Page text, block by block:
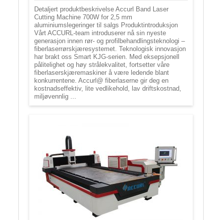
Detaljert produktbeskrivelse Accurl Band Laser
Cutting Machine 700W for 2,5 mm
aluminiumslegeringer til salgs Produktintroduksjon
Vårt ACCURL-team introduserer nå sin nyeste
generasjon innen rør- og profilbehandlingsteknologi –
fiberlaserrørskjæresystemet. Teknologisk innovasjon
har brakt oss Smart KJG-serien. Med eksepsjonell
pålitelighet og høy strålekvalitet, fortsetter våre
fiberlaserskjæremaskiner å være ledende blant
konkurrentene. Accurl@ fiberlaserne gir deg en
kostnadseffektiv, lite vedlikehold, lav driftskostnad,
miljøvennlig ...